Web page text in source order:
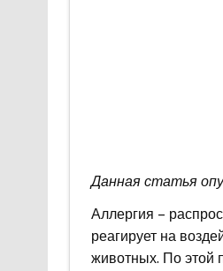
Данная статья
Аллергия –
реагирует на
животных. По этой